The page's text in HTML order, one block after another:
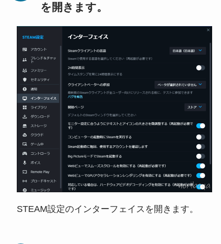
を開きます。
STEAM設定のインターフェイスを開きます。